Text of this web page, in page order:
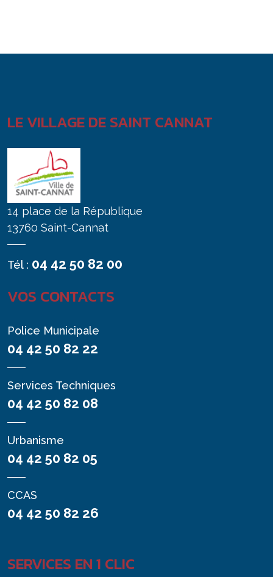
LE VILLAGE DE SAINT CANNAT
14 place de la République
13760 Saint-Cannat
Tél : 04 42 50 82 00
VOS CONTACTS
Police Municipale
04 42 50 82 22
Services Techniques
04 42 50 82 08
Urbanisme
04 42 50 82 05
CCAS
04 42 50 82 26
SERVICES EN 1 CLIC